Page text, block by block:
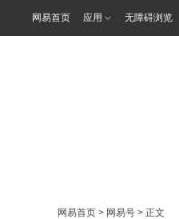
网易首页 应用 无障碍浏览
网易首页 > 网易号 > 正文